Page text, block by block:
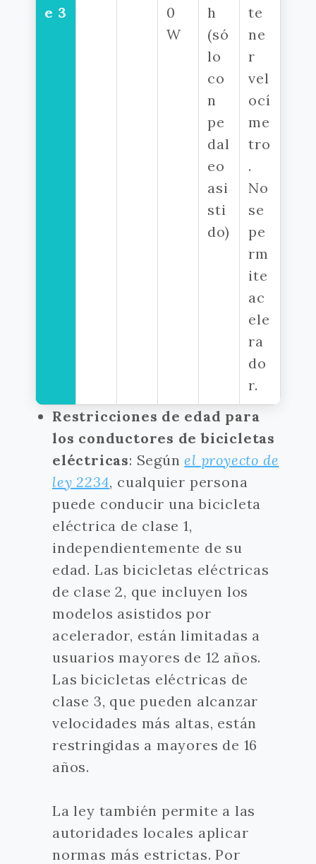
e 3
0
W
h
(só
lo
co
n
pe
dal
eo
asi
sti
do)
te
ne
r
vel
ocí
me
tro
.
No
se
pe
rm
ite
ac
ele
ra
do
r.
Restricciones de edad para
los conductores de bicicletas
eléctricas: Segúnel proyecto de
ley 2234, cualquier persona
puede conducir una bicicleta
eléctrica de clase 1,
independientemente de su
edad. Las bicicletas eléctricas
de clase 2, que incluyen los
modelos asistidos por
acelerador, están limitadas a
usuarios mayores de 12 años.
Las bicicletas eléctricas de
clase 3, que pueden alcanzar
velocidades más altas, están
restringidas a mayores de 16
años.
La ley también permite a las
autoridades locales aplicar
normas más estrictas. Por